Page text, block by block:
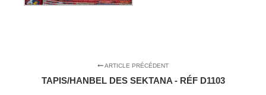
ARTICLE PRÉCÉDENT
TAPIS/HANBEL DES SEKTANA - RÉF D1103